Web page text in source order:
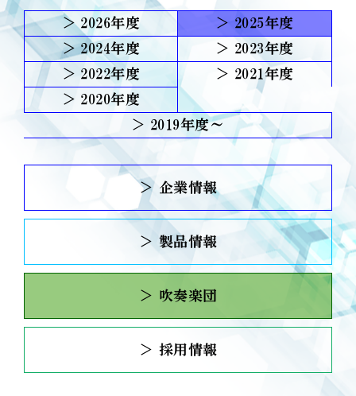
2026
2025
2024
2023
2022
2021
2020
2019
＞ 企業情報
＞ 製品情報
＞ 吹奏楽団
＞ 採用情報